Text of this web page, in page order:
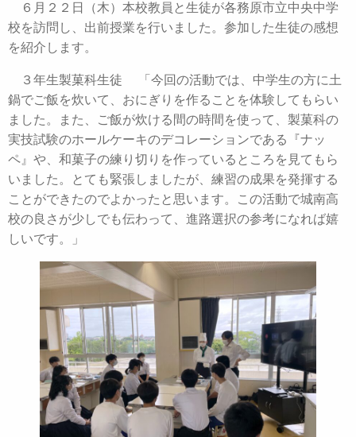
６月２２日（木）本校教員と生徒が各務原市立中央中学
校を訪問し、出前授業を行いました。参加した生徒の感想
を紹介します。
３年生製菓科生徒 「今回の活動では、中学生の方に土
鍋でご飯を炊いて、おにぎりを作ることを体験してもらい
ました。また、ご飯が炊ける間の時間を使って、製菓科の
実技試験のホールケーキのデコレーションである『ナッ
ペ』や、和菓子の練り切りを作っているところを見てもら
いました。とても緊張しましたが、練習の成果を発揮する
ことができたのでよかったと思います。この活動で城南高
校の良さが少しでも伝わって、進路選択の参考になれば嬉
しいです。」